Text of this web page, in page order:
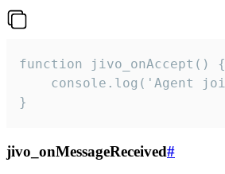
function jivo_onAccept() {
}
jivo_onMessageReceived#